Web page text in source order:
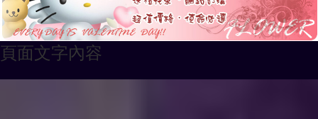
頁面文字內容